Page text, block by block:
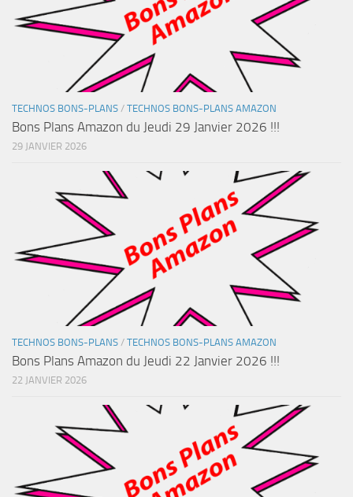
TECHNOS BONS-PLANS / TECHNOS BONS-PLANS AMAZON
Bons Plans Amazon du Jeudi 29 Janvier 2026 !!!
29 JANVIER 2026
TECHNOS BONS-PLANS / TECHNOS BONS-PLANS AMAZON
Bons Plans Amazon du Jeudi 22 Janvier 2026 !!!
22 JANVIER 2026